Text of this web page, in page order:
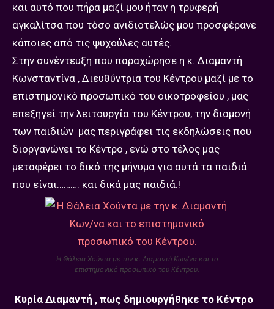
και αυτό που πήρα μαζί μου ήταν η τρυφερή
αγκαλίτσα που τόσο ανιδιοτελώς μου προσφέρανε
κάποιες από τις ψυχούλες αυτές.
Στην συνέντευξη που παραχώρησε η κ. Διαμαντή
Κωνσταντίνα , Διευθύντρια του Κέντρου μαζί με το
επιστημονικό προσωπικό του οικοτροφείου , μας
επεξηγεί την λειτουργία του Κέντρου, την διαμονή
των παιδιών μας περιγράφει τις εκδηλώσεις που
διοργανώνει το Κέντρο , ενώ στο τέλος μας
μεταφέρει το δικό της μήνυμα για αυτά τα παιδιά
που είναι………. και δικά μας παιδιά.!
Η Θάλεια Χούντα με την κ. Διαμαντή Κων/να και το
επιστημονικό προσωπικό του Κέντρου.
Κυρία Διαμαντή , πως δημιουργήθηκε το Κέντρο